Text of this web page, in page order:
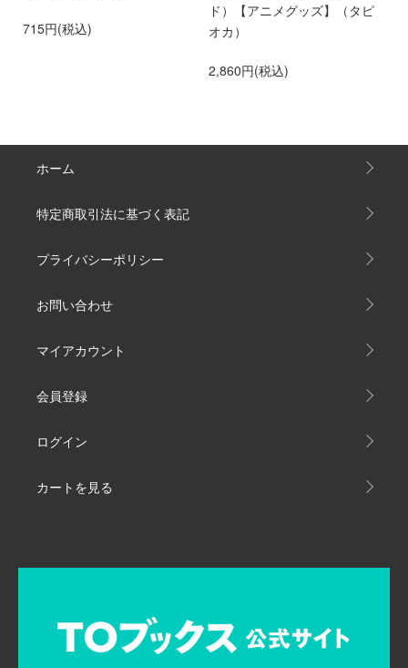
715円(税込)
ド）【アニメグッズ】（タピ
オカ）
2,860円(税込)
ホーム
特定商取引法に基づく表記
プライバシーポリシー
お問い合わせ
マイアカウント
会員登録
ログイン
カートを見る